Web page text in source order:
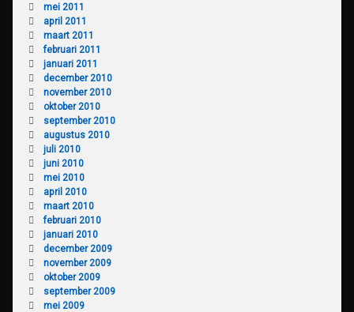
mei 2011
april 2011
maart 2011
februari 2011
januari 2011
december 2010
november 2010
oktober 2010
september 2010
augustus 2010
juli 2010
juni 2010
mei 2010
april 2010
maart 2010
februari 2010
januari 2010
december 2009
november 2009
oktober 2009
september 2009
mei 2009